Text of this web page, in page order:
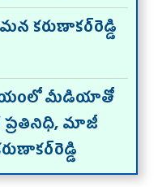
కరుణాకర్‌రెడ్డి
మీడియాతో
మాజీ